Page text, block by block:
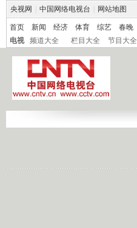
央视网 中国网络电视台 网站地图
首页 新闻 经济 体育 综艺 春晚
电视
频道大全 栏目大全 节目大全